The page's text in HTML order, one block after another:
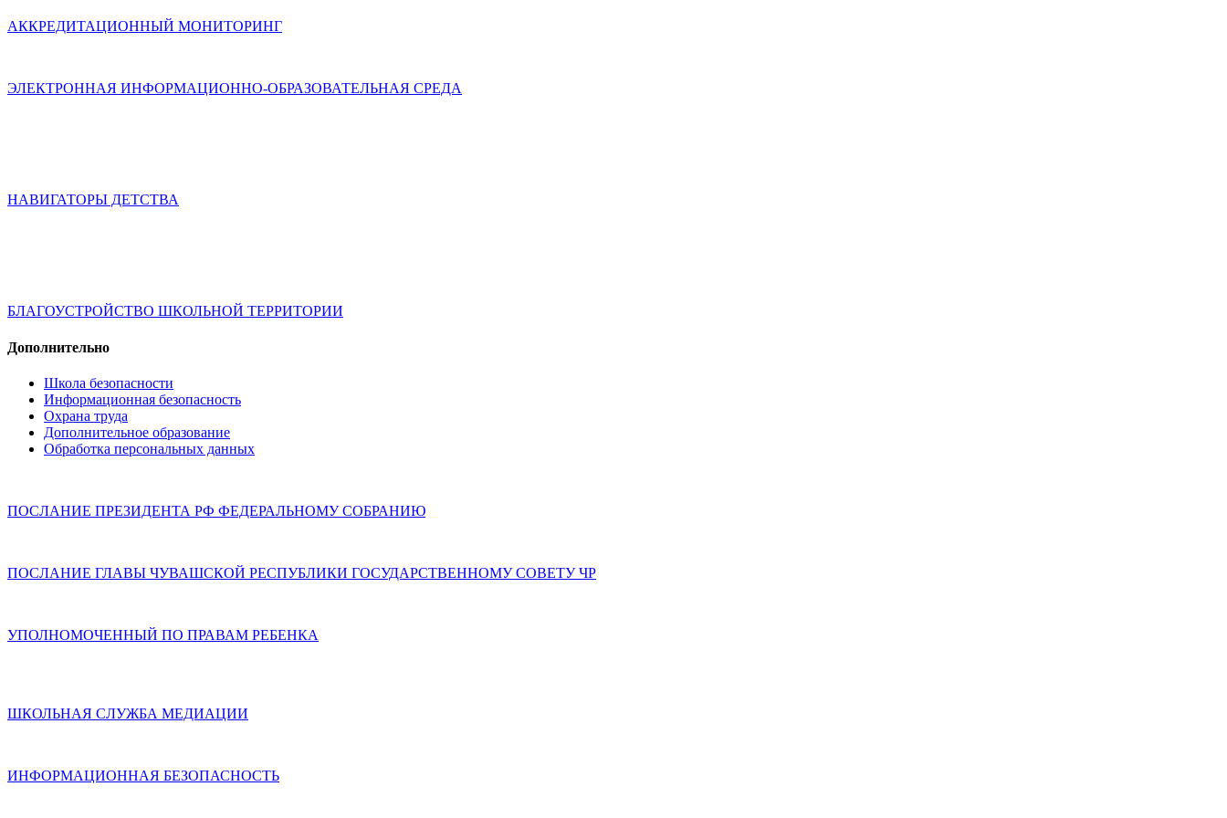
АККРЕДИТАЦИОННЫЙ МОНИТОРИНГ
ЭЛЕКТРОННАЯ ИНФОРМАЦИОННО-ОБРАЗОВАТЕЛЬНАЯ СРЕДА
НАВИГАТОРЫ ДЕТСТВА
БЛАГОУСТРОЙСТВО ШКОЛЬНОЙ ТЕРРИТОРИИ
Дополнительно
Школа безопасности
Информационная безопасность
Охрана труда
Дополнительное образование
Обработка персональных данных
ПОСЛАНИЕ ПРЕЗИДЕНТА РФ ФЕДЕРАЛЬНОМУ СОБРАНИЮ
ПОСЛАНИЕ ГЛАВЫ ЧУВАШСКОЙ РЕСПУБЛИКИ ГОСУДАРСТВЕННОМУ СОВЕТУ ЧР
УПОЛНОМОЧЕННЫЙ ПО ПРАВАМ РЕБЕНКА
ШКОЛЬНАЯ СЛУЖБА МЕДИАЦИИ
ИНФОРМАЦИОННАЯ БЕЗОПАСНОСТЬ